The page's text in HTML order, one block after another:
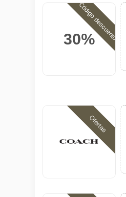
30%
Código descuento
Ofertas